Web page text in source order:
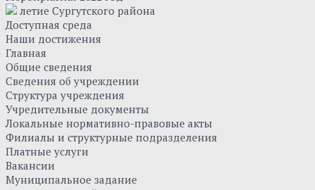
летие Сургутского района
Доступная среда
Наши достижения
Главная
Общие сведения
Сведения об учреждении
Структура учреждения
Учредительные документы
Локальные нормативно-правовые акты
Филиалы и структурные подразделения
Платные услуги
Вакансии
Муниципальное задание